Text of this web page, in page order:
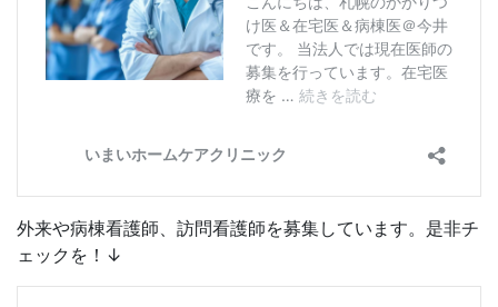
外来や病棟看護師、訪問看護師を募集しています。是非チ
ェックを！↓